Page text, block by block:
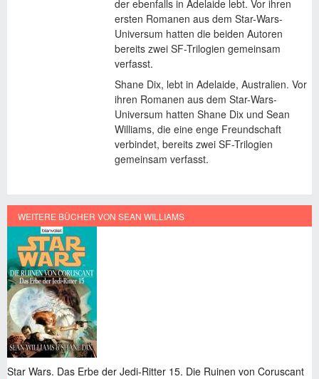
der ebenfalls in Adelaide lebt. Vor ihren
ersten Romanen aus dem Star-Wars-
Universum hatten die beiden Autoren
bereits zwei SF-Trilogien gemeinsam
verfasst.
Shane Dix, lebt in Adelaide, Australien. Vor
ihren Romanen aus dem Star-Wars-
Universum hatten Shane Dix und Sean
Williams, die eine enge Freundschaft
verbindet, bereits zwei SF-Trilogien
gemeinsam verfasst.
WEITERE BÜCHER VON SEAN WILLIAMS
Die Ruinen von Coruscant Star Wars. Das Erbe der Jedi-Ritter